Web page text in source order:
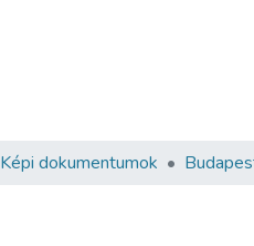
Képi dokumentumok